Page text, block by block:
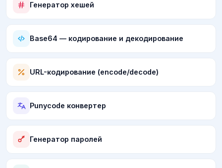
Генератор хешей
Base64 — кодирование и декодирование
URL-кодирование (encode/decode)
Punycode конвертер
Генератор паролей